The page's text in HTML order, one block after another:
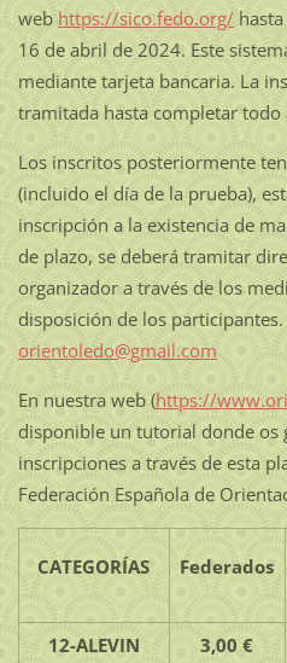
web https://sico.fedo.org/
16 de abril de 2024. Este
mediante tarjeta bancaria. La
tramitada hasta completar todo
Los inscritos posteriormente
(incluido el día de la prueba),
inscripción a la existencia de
de plazo, se deberá tramitar
organizador a través de los
disposición de los
orientoledo@gmail.com
En nuestra web (https://
disponible un tutorial donde os
inscripciones a través de esta
Federación Española de
CATEGORÍAS Federados
12-ALEVIN 3,00 €